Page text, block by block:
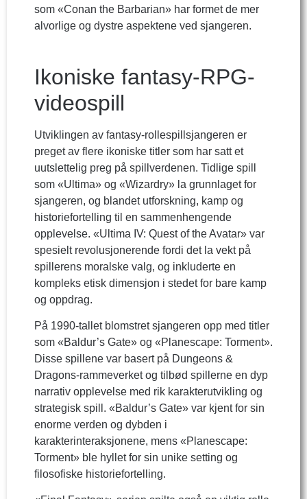
som «Conan the Barbarian» har formet de mer
alvorlige og dystre aspektene ved sjangeren.
Ikoniske fantasy-RPG-
videospill
Utviklingen av fantasy-rollespillsjangeren er
preget av flere ikoniske titler som har satt et
uutslettelig preg på spillverdenen. Tidlige spill
som «Ultima» og «Wizardry» la grunnlaget for
sjangeren, og blandet utforskning, kamp og
historiefortelling til en sammenhengende
opplevelse. «Ultima IV: Quest of the Avatar» var
spesielt revolusjonerende fordi det la vekt på
spillerens moralske valg, og inkluderte en
kompleks etisk dimensjon i stedet for bare kamp
og oppdrag.
På 1990-tallet blomstret sjangeren opp med titler
som «Baldur’s Gate» og «Planescape: Torment».
Disse spillene var basert på Dungeons &
Dragons-rammeverket og tilbød spillerne en dyp
narrativ opplevelse med rik karakterutvikling og
strategisk spill. «Baldur’s Gate» var kjent for sin
enorme verden og dybden i
karakterinteraksjonene, mens «Planescape:
Torment» ble hyllet for sin unike setting og
filosofiske historiefortelling.